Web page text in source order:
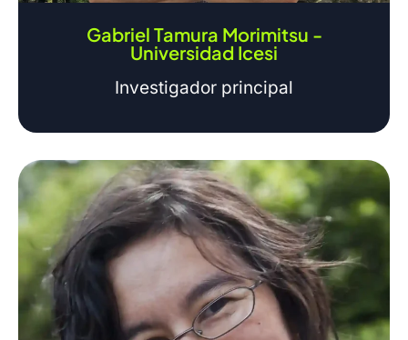
Gabriel Tamura Morimitsu -
Universidad Icesi
Investigador principal